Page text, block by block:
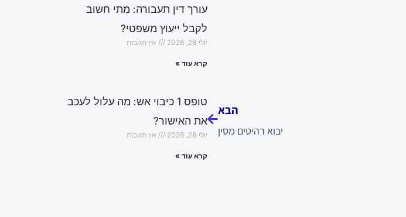
הבא
יבוא רהיטים מסין
עורך דין תעבורה: מתי חשוב
לקבל ייעוץ משפטי?
יולי 28, 2026 אין תגובות
קרא עוד »
טופס 1 כיבוי אש: מה עלול לעכב
את האישור?
יולי 28, 2026 אין תגובות
קרא עוד »